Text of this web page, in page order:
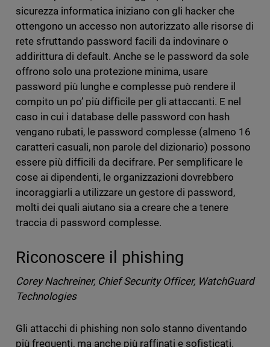
sicurezza informatica iniziano con gli hacker che
ottengono un accesso non autorizzato alle risorse di
rete sfruttando password facili da indovinare o
addirittura di default. Anche se le password da sole
offrono solo una protezione minima, usare
password più lunghe e complesse può rendere il
compito un po’ più difficile per gli attaccanti. E nel
caso in cui i database delle password con hash
vengano rubati, le password complesse (almeno 16
caratteri casuali, non parole del dizionario) possono
essere più difficili da decifrare. Per semplificare le
cose ai dipendenti, le organizzazioni dovrebbero
incoraggiarli a utilizzare un gestore di password,
molti dei quali aiutano sia a creare che a tenere
traccia di password complesse.
Riconoscere il phishing
Corey Nachreiner, Chief Security Officer, WatchGuard
Technologies
Gli attacchi di phishing non solo stanno diventando
più frequenti, ma anche più raffinati e sofisticati.